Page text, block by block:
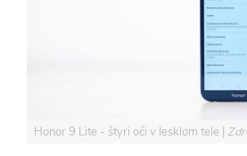
Honor 9 Lite - štyri oči v lesklom tele